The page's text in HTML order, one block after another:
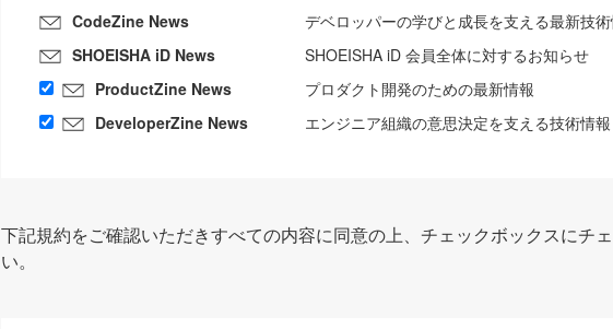
CodeZine News
デベロッパーの学びと成長を支える最新技
SHOEISHA iD News
SHOEISHA iD 会員全体に対するお知らせ
ProductZine News
プロダクト開発のための最新情報
DeveloperZine News
エンジニア組織の意思決定を支える技術情報
下記規約をご確認いただきすべての内容に同意の上、チェックボックスにチ
い。